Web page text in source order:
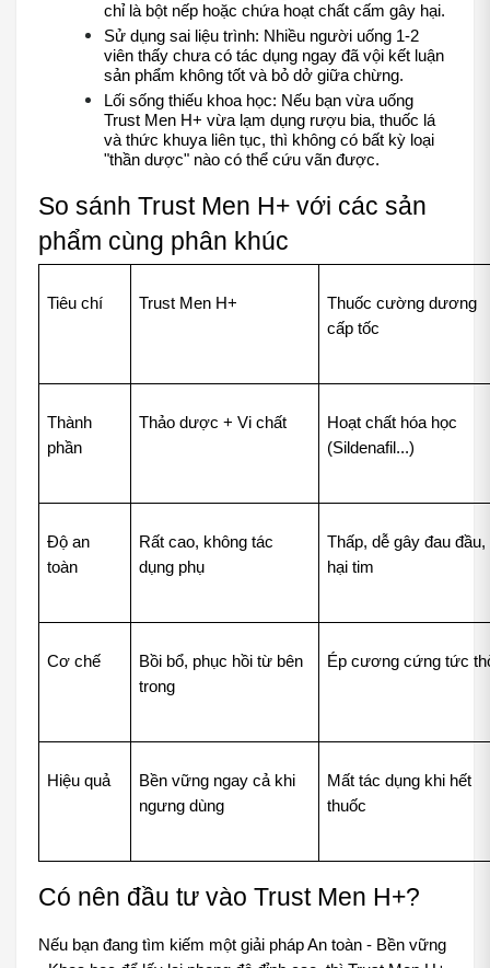
chỉ là bột nếp hoặc chứa hoạt chất cấm gây hại.
Sử dụng sai liệu trình: Nhiều người uống 1-2
viên thấy chưa có tác dụng ngay đã vội kết luận
sản phẩm không tốt và bỏ dở giữa chừng.
Lối sống thiếu khoa học: Nếu bạn vừa uống
Trust Men H+ vừa lạm dụng rượu bia, thuốc lá
và thức khuya liên tục, thì không có bất kỳ loại
"thần dược" nào có thể cứu vãn được.
So sánh Trust Men H+ với các sản
phẩm cùng phân khúc
Tiêu chí Trust Men H+
Thuốc cường dương
cấp tốc
Thành
phần
Thảo dược + Vi chất
Hoạt chất hóa học
(Sildenafil...)
Độ an
toàn
Rất cao, không tác
dụng phụ
Thấp, dễ gây đau đầu,
hại tim
Cơ chế
Bồi bổ, phục hồi từ bên
trong
Ép cương cứng tức
Hiệu quả
Bền vững ngay cả khi
ngưng dùng
Mất tác dụng khi hết
thuốc
Có nên đầu tư vào Trust Men H+?
Nếu bạn đang tìm kiếm một giải pháp An toàn - Bền vững